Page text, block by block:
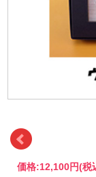
価格:12,100円(税